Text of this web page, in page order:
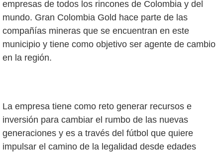
empresas de todos los rincones de Colombia y del
mundo. Gran Colombia Gold hace parte de las
compañías mineras que se encuentran en este
municipio y tiene como objetivo ser agente de cambio
en la región.
La empresa tiene como reto generar recursos e
inversión para cambiar el rumbo de las nuevas
generaciones y es a través del fútbol que quiere
impulsar el camino de la legalidad desde edades